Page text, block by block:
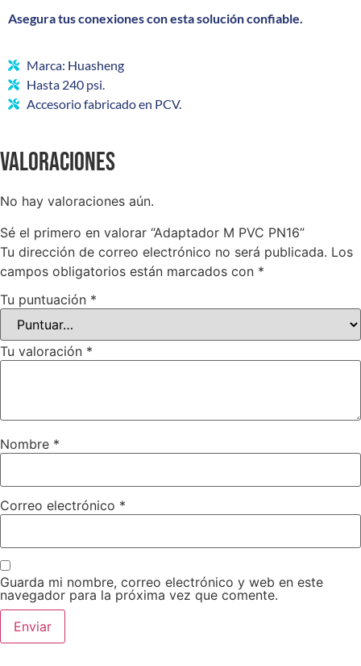
Asegura tus conexiones con esta solución confiable.
Marca: Huasheng
Hasta 240 psi.
Accesorio fabricado en PCV.
Valoraciones
No hay valoraciones aún.
Sé el primero en valorar “Adaptador M PVC PN16”
Tu dirección de correo electrónico no será publicada. Los
campos obligatorios están marcados con *
Tu puntuación *
Tu valoración *
Nombre *
Correo electrónico *
Guarda mi nombre, correo electrónico y web en este
navegador para la próxima vez que comente.